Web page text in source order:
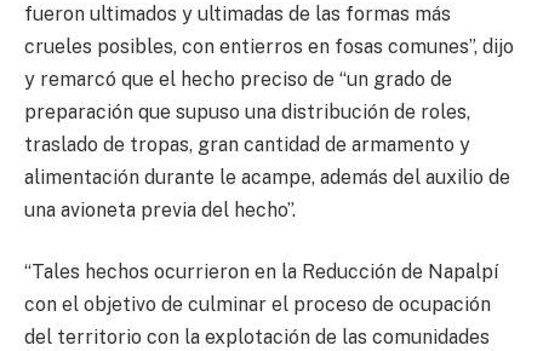
fueron ultimados y ultimadas de las formas más
crueles posibles, con entierros en fosas comunes”, dijo
y remarcó que el hecho preciso de “un grado de
preparación que supuso una distribución de roles,
traslado de tropas, gran cantidad de armamento y
alimentación durante le acampe, además del auxilio de
una avioneta previa del hecho”.
“Tales hechos ocurrieron en la Reducción de Napalpí
con el objetivo de culminar el proceso de ocupación
del territorio con la explotación de las comunidades